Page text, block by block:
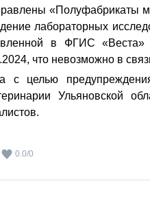
лабораторных
в ФГИС
что невозможно в
с целью
Ульяновской
0.0/0